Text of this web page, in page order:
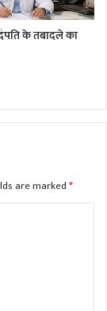
के तबादले का
are marked*